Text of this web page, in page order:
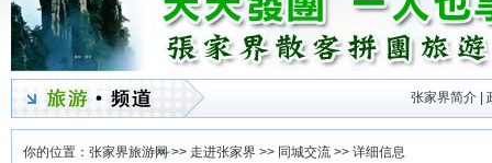
张家界简介
你的位置： 张家界旅游网>> 走进张家界 >> 同城交流 >> 详细信息